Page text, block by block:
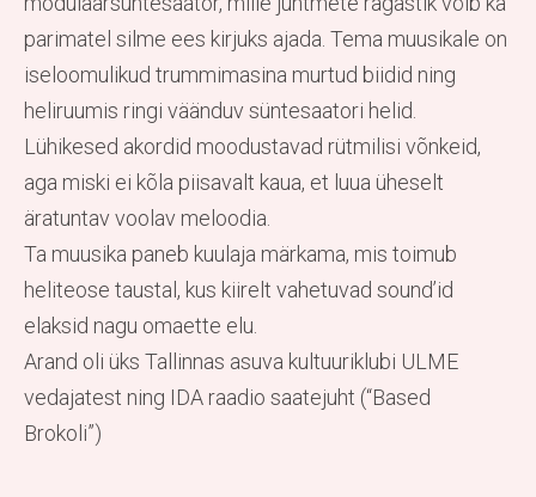
parimatel silme ees kirjuks ajada. Tema muusikale on
iseloomulikud trummimasina murtud biidid ning
heliruumis ringi väänduv süntesaatori helid.
Lühikesed akordid moodustavad rütmilisi võnkeid,
aga miski ei kõla piisavalt kaua, et luua üheselt
äratuntav voolav meloodia.
Ta muusika paneb kuulaja märkama, mis toimub
heliteose taustal, kus kiirelt vahetuvad sound’id
elaksid nagu omaette elu.
Arand oli üks Tallinnas asuva kultuuriklubi ULME
vedajatest ning IDA raadio saatejuht (“Based
Brokoli”)